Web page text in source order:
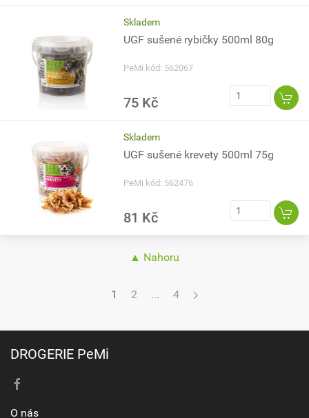
Skladem
UGF sušené rybičky 500ml 80g
PeMi kód: 562067
75 Kč
Skladem
UGF sušené krevety 500ml 75g
PeMi kód: 562476
81 Kč
▲ Nahoru
1 2 ... 4
DROGERIE PeMi
O nás